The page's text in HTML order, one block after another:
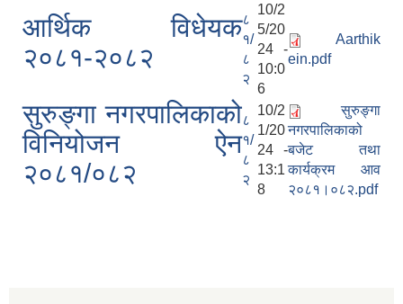
आर्थिक विधेयक
२०८१-२०८२
८
१/
८
२
10/2
5/20
24 -
10:0
6
Aarthik
ein.pdf
सुरुङ्गा नगरपालिकाको
विनियोजन ऐन
२०८१/०८२
८
१/
८
२
10/2
1/20
24 -
13:1
8
सुरुङ्गा
नगरपालिकाको
बजेट तथा
कार्यक्रम आव
२०८१।०८२.pdf